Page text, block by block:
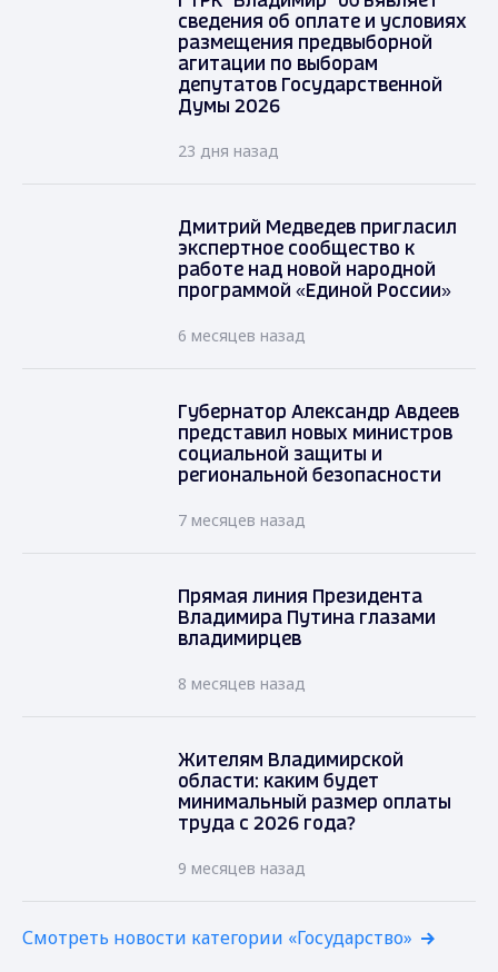
сведения об оплате и условиях
размещения предвыборной
агитации по выборам
депутатов Государственной
Думы 2026
23 дня назад
Дмитрий Медведев пригласил
экспертное сообщество к
работе над новой народной
программой «Единой России»
6 месяцев назад
Губернатор Александр Авдеев
представил новых министров
социальной защиты и
региональной безопасности
7 месяцев назад
Прямая линия Президента
Владимира Путина глазами
владимирцев
8 месяцев назад
Жителям Владимирской
области: каким будет
минимальный размер оплаты
труда с 2026 года?
9 месяцев назад
Смотреть новости категории «Государство»